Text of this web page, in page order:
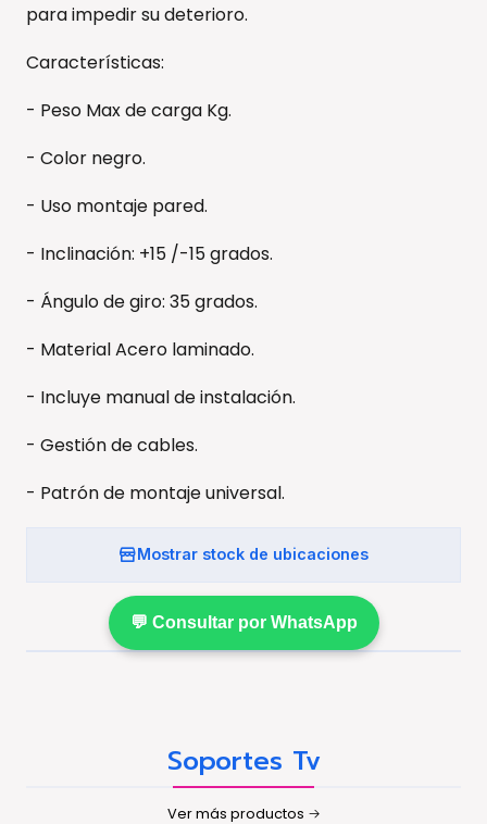
para impedir su deterioro.
Características:
- Peso Max de carga Kg.
- Color negro.
- Uso montaje pared.
- Inclinación: +15 /-15 grados.
- Ángulo de giro: 35 grados.
- Material Acero laminado.
- Incluye manual de instalación.
- Gestión de cables.
- Patrón de montaje universal.
Mostrar stock de ubicaciones
💬 Consultar por WhatsApp
Soportes Tv
Ver más productos